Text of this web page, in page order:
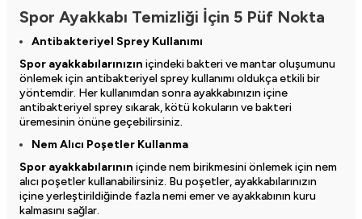
Spor Ayakkabı Temizliği İçin 5 Püf Nokta
Antibakteriyel Sprey Kullanımı
Spor ayakkabılarınızın içindeki bakteri ve mantar oluşumunu
önlemek için antibakteriyel sprey kullanımı oldukça etkili bir
yöntemdir. Her kullanımdan sonra ayakkabınızın içine
antibakteriyel sprey sıkarak, kötü kokuların ve bakteri
üremesinin önüne geçebilirsiniz.
Nem Alıcı Poşetler Kullanma
Spor ayakkabılarının içinde nem birikmesini önlemek için nem
alıcı poşetler kullanabilirsiniz. Bu poşetler, ayakkabılarınızın
içine yerleştirildiğinde fazla nemi emer ve ayakkabının kuru
kalmasını sağlar.